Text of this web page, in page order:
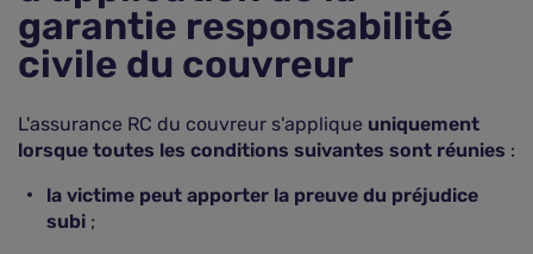
garantie responsabilité
civile du couvreur
L'assurance RC du couvreur s'applique uniquement
lorsque toutes les conditions suivantes sont réunies :
la victime peut apporter la preuve du préjudice
subi ;